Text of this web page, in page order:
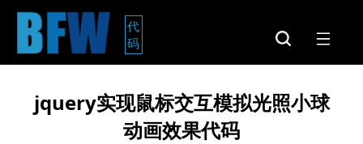
代
码
jquery实现鼠标交互模拟光照小球
动画效果代码